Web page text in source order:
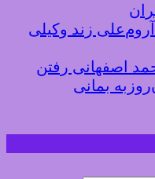
علی زند وکیلی
اصفهانی رفتن
روزبه بمانی